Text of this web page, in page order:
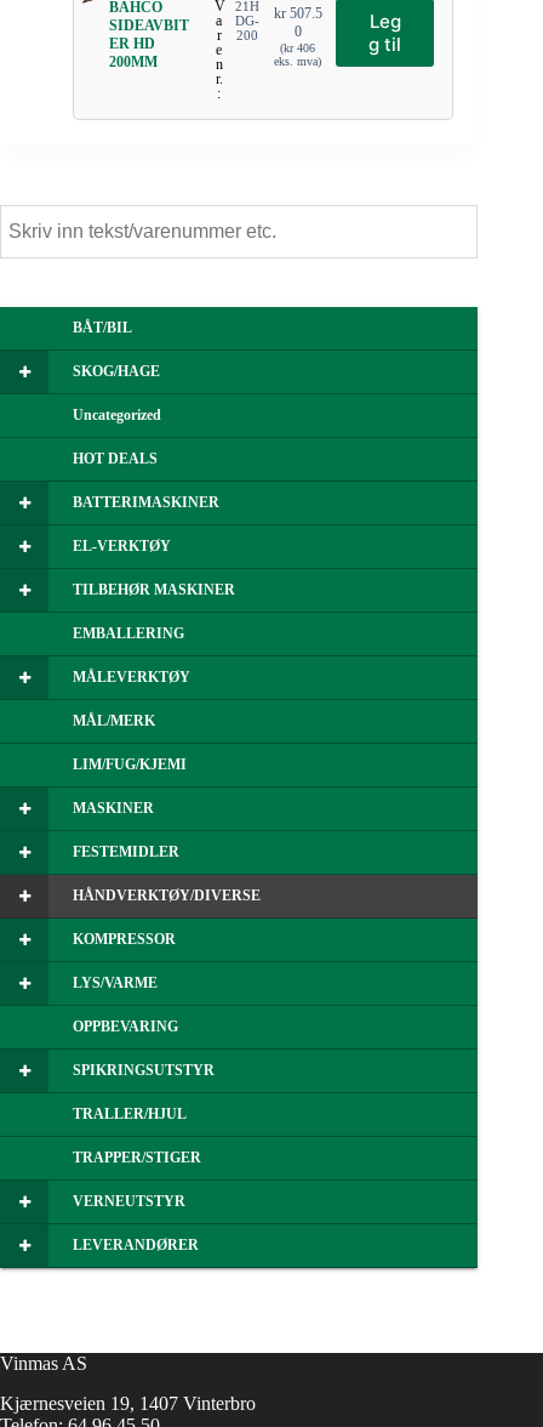
BAHCO
SIDEAVBIT
ER HD
200MM
V
a
r
e
n
r.
:
21H
DG-
200
kr507.5
0
(kr406
eks. mva)
Leg
g til
BÅT/BIL
SKOG/HAGE
Uncategorized
HOT DEALS
BATTERIMASKINER
EL-VERKTØY
TILBEHØR MASKINER
EMBALLERING
MÅLEVERKTØY
MÅL/MERK
LIM/FUG/KJEMI
MASKINER
FESTEMIDLER
HÅNDVERKTØY/DIVERSE
KOMPRESSOR
LYS/VARME
OPPBEVARING
SPIKRINGSUTSTYR
TRALLER/HJUL
TRAPPER/STIGER
VERNEUTSTYR
LEVERANDØRER
Vinmas AS
Kjærnesveien 19, 1407 Vinterbro